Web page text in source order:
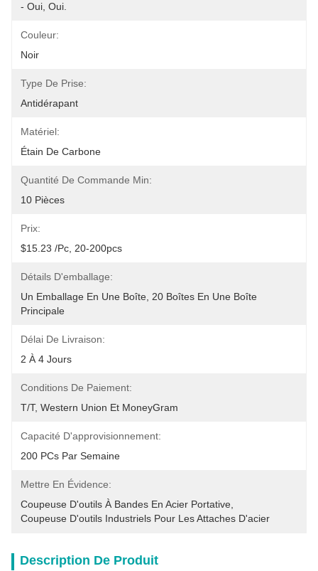
- Oui, Oui.
Couleur:
Noir
Type De Prise:
Antidérapant
Matériel:
Étain De Carbone
Quantité De Commande Min:
10 Pièces
Prix:
$15.23 /pc, 20-200pcs
Détails D'emballage:
Un Emballage En Une Boîte, 20 Boîtes En Une Boîte
Principale
Délai De Livraison:
2 À 4 Jours
Conditions De Paiement:
T/T, Western Union Et MoneyGram
Capacité D'approvisionnement:
200 PCs Par Semaine
Mettre En Évidence:
Coupeuse D'outils À Bandes En Acier Portative
Coupeuse D'outils Industriels Pour Les Attaches D'acier
Description De Produit